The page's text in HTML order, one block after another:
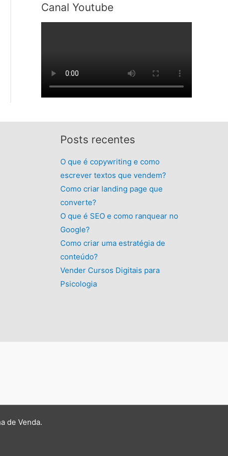
i
g
r
a
R
6
,
0
0
a
2
5
9
ç
n
a
a
R
$
9
.
é
:
9
9
Canal Youtube
Posts recentes
O que é copywriting e como
escrever textos que vendem?
Como criar landing page que
converte?
O que é SEO e como ranquear no
Google?
Como criar uma estratégia de
conteúdo?
Vender Cursos Digitais para
Psicologia
de Venda.